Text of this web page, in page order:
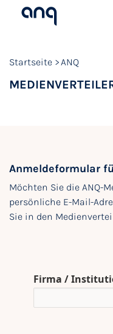
Startseite ANQ
Anmeldeformular
Möchten Sie die
persönliche E-Mail-
Sie in den
Firma /